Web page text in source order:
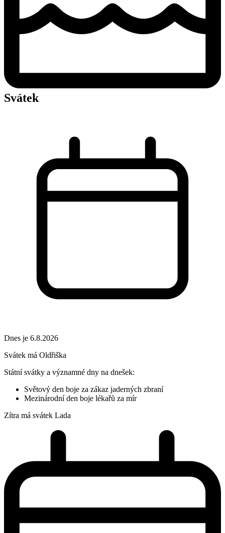
Svátek
Dnes je 6.8.2026
Svátek má Oldřiška
Státní svátky a významné dny na dnešek:
Světový den boje za zákaz jaderných zbraní
Mezinárodní den boje lékařů za mír
Zítra má svátek Lada